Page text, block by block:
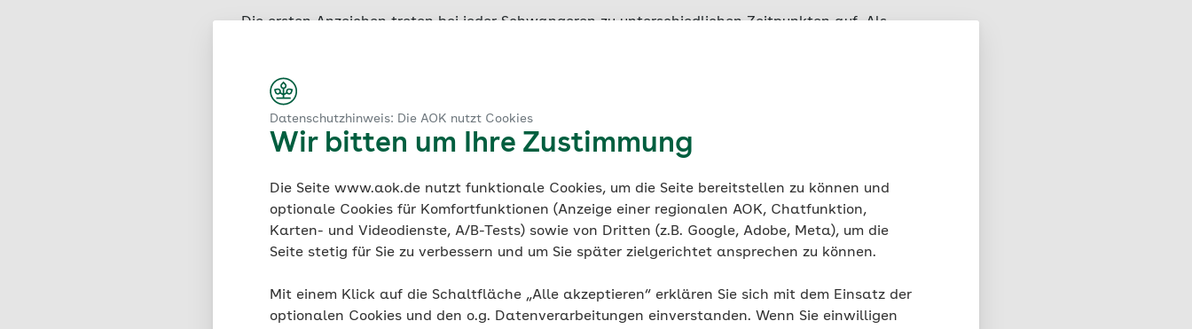
Datenschutzhinweis: Die AOK nutzt Cookies
Wir bitten um Ihre Zustimmung
Die Seite www.aok.de nutzt funktionale Cookies, um die Seite bereitstellen zu können und
optionale Cookies für Komfortfunktionen (Anzeige einer regionalen AOK, Chatfunktion,
Karten- und Videodienste, A/B-Tests) sowie von Dritten (z.B. Google, Adobe, Meta), um die
Seite stetig für Sie zu verbessern und um Sie später zielgerichtet ansprechen zu können.
Mit einem Klick auf die Schaltfläche „Alle akzeptieren“ erklären Sie sich mit dem Einsatz der
optionalen Cookies und den o.g. Datenverarbeitungen einverstanden. Wenn Sie einwilligen
Die ersten Anzeichen treten bei jeder Schwangeren zu unterschiedlichen Zeitpunkten auf. Als
Schwangerschaft ist anders und nicht bei jeder Frau werden alle diese Zeichen auftreten.
Periode trotz Schwangerschaft